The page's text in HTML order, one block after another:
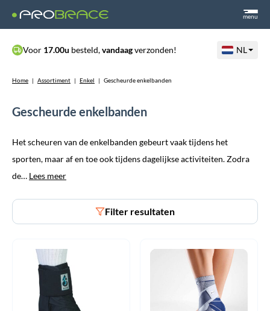
menu
Voor 17.00u besteld,vandaagverzonden! NL
Home | Assortiment | Enkel | Gescheurde enkelbanden
Gescheurde enkelbanden
Het scheuren van de enkelbanden gebeurt vaak tijdens het
sporten, maar af en toe ook tijdens dagelijkse activiteiten. Zodra
de… Lees meer
Filter resultaten